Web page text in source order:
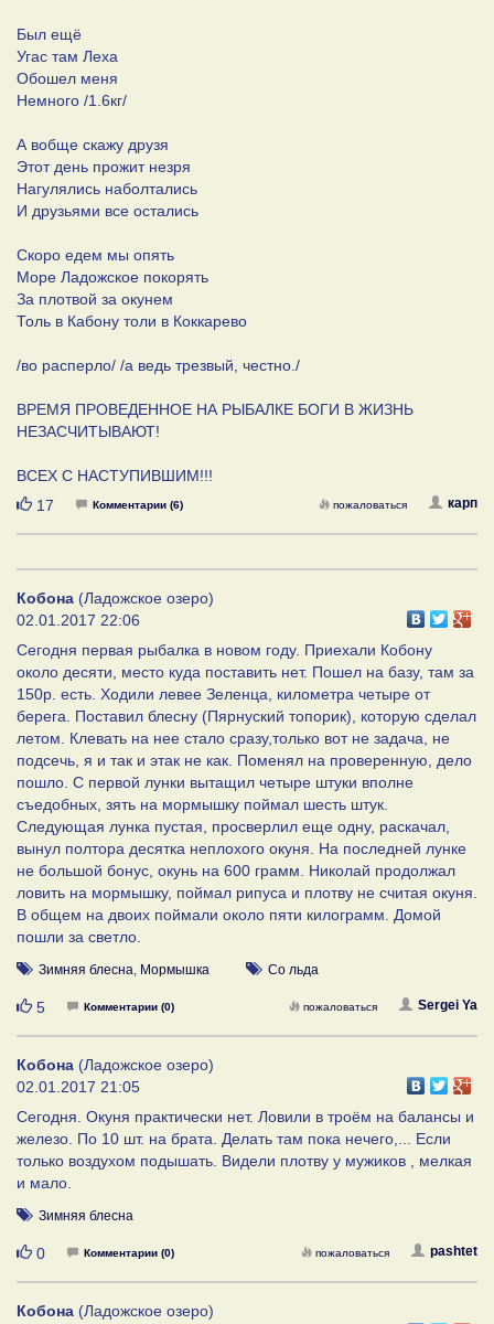
Был ещё
Угас там Леха
Обошел меня
Немного /1.6кг/
А вобще скажу друзя
Этот день прожит незря
Нагулялись наболтались
И друзьями все остались
Скоро едем мы опять
Море Ладожское покорять
За плотвой за окунем
Толь в Кабону толи в Коккарево
/во расперло/ /а ведь трезвый, честно./
ВРЕМЯ ПРОВЕДЕННОЕ НА РЫБАЛКЕ БОГИ В ЖИЗНЬ
НЕЗАСЧИТЫВАЮТ!
ВСЕХ С НАСТУПИВШИМ!!!
Нравится
17 Комментарии (6) карп
пожаловаться
Кобона (Ладожское озеро)
02.01.2017 22:06
Сегодня первая рыбалка в новом году. Приехали Кобону
около десяти, место куда поставить нет. Пошел на базу, там за
150р. есть. Ходили левее Зеленца, километра четыре от
берега. Поставил блесну (Пярнуский топорик), которую сделал
летом. Клевать на нее стало сразу,только вот не задача, не
подсечь, я и так и этак не как. Поменял на проверенную, дело
пошло. С первой лунки вытащил четыре штуки вполне
съедобных, зять на мормышку поймал шесть штук.
Следующая лунка пустая, просверлил еще одну, раскачал,
вынул полтора десятка неплохого окуня. На последней лунке
не большой бонус, окунь на 600 грамм. Николай продолжал
ловить на мормышку, поймал рипуса и плотву не считая окуня.
В общем на двоих поймали около пяти килограмм. Домой
пошли за светло.
Зимняя блесна Мормышка Со льда
Нравится
5 Комментарии (0) Sergei Ya
пожаловаться
Кобона (Ладожское озеро)
02.01.2017 21:05
Сегодня. Окуня практически нет. Ловили в троём на балансы и
железо. По 10 шт. на брата. Делать там пока нечего,... Если
только воздухом подышать. Видели плотву у мужиков , мелкая
и мало.
Зимняя блесна
Нравится
0 Комментарии (0) pashtet
пожаловаться
Кобона (Ладожское озеро)